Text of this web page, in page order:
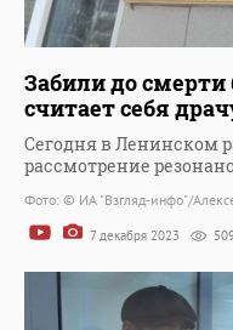
Забили до смерти
считает себя
Сегодня в Ленинском
рассмотрение
Фото: © ИА "Взгляд-инфо"/
7 декабря 2023